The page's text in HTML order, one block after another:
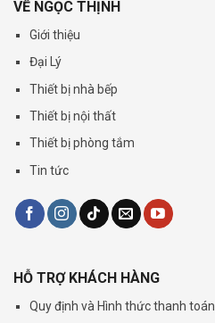
VỀ NGỌC THỊNH
Giới thiệu
Đại Lý
Thiết bị nhà bếp
Thiết bị nội thất
Thiết bị phòng tắm
Tin tức
HỖ TRỢ KHÁCH HÀNG
Quy định và Hình thức thanh toán